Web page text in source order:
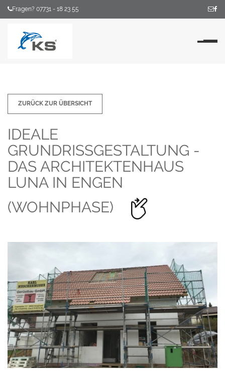
Fragen? 07731 - 18 23 55
ZURÜCK ZUR ÜBERSICHT
IDEALE
GRUNDRISSGESTALTUNG -
DAS ARCHITEKTENHAUS
LUNA IN ENGEN
(WOHNPHASE)